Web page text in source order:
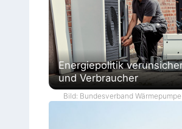
Energiepolitik
und Verbraucher
Bild: Bundesverband Wärmepumpe